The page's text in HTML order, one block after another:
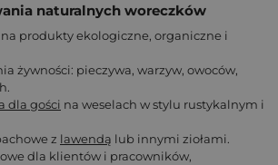
naturalnych woreczków
produkty ekologiczne, organiczne i
żywności: pieczywa, warzyw, owoców,
dla gości na weselach w stylu rustykalnym i
z lawendą lub innymi ziołami.
dla klientów i pracowników,